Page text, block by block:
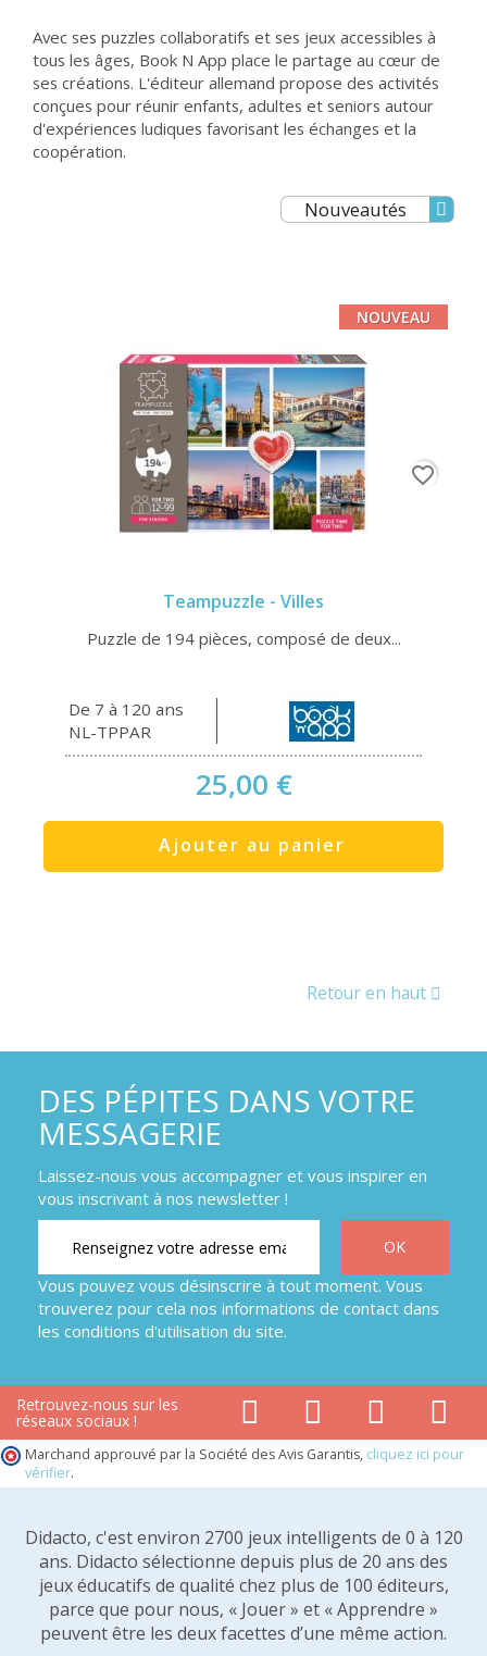
Avec ses puzzles collaboratifs et ses jeux accessibles à
tous les âges, Book N App place le partage au cœur de
ses créations. L'éditeur allemand propose des activités
conçues pour réunir enfants, adultes et seniors autour
d'expériences ludiques favorisant les échanges et la
coopération.
Nouveautés
Teampuzzle - Villes
Puzzle de 194 pièces, composé de deux...
De 7 à 120 ans
NL-TPPAR
25,00 €
Ajouter au panier
NOUVEAU
favorite_border
Retour en haut
DES PÉPITES DANS VOTRE
MESSAGERIE
Laissez-nous vous accompagner et vous inspirer en
vous inscrivant à nos newsletter !
Vous pouvez vous désinscrire à tout moment. Vous
trouverez pour cela nos informations de contact dans
les conditions d'utilisation du site.
Retrouvez-nous sur les
réseaux sociaux !
Marchand approuvé par la Société des Avis Garantis, cliquez ici pour
vérifier.
Didacto, c'est environ 2700 jeux intelligents de 0 à 120
ans. Didacto sélectionne depuis plus de 20 ans des
jeux éducatifs de qualité chez plus de 100 éditeurs,
parce que pour nous, « Jouer » et « Apprendre »
peuvent être les deux facettes d’une même action.